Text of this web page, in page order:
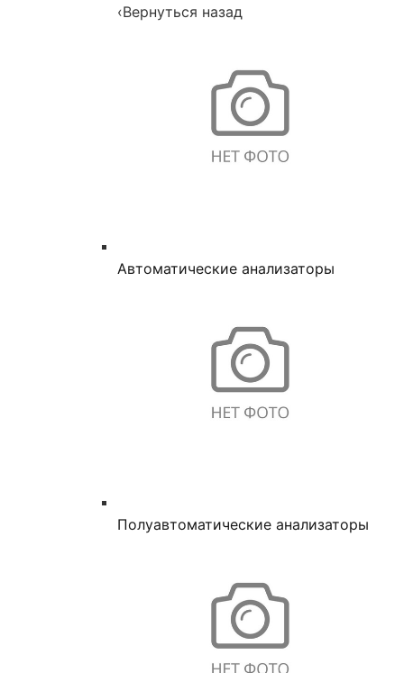
‹Вернуться назад
Автоматические анализаторы
Полуавтоматические анализаторы